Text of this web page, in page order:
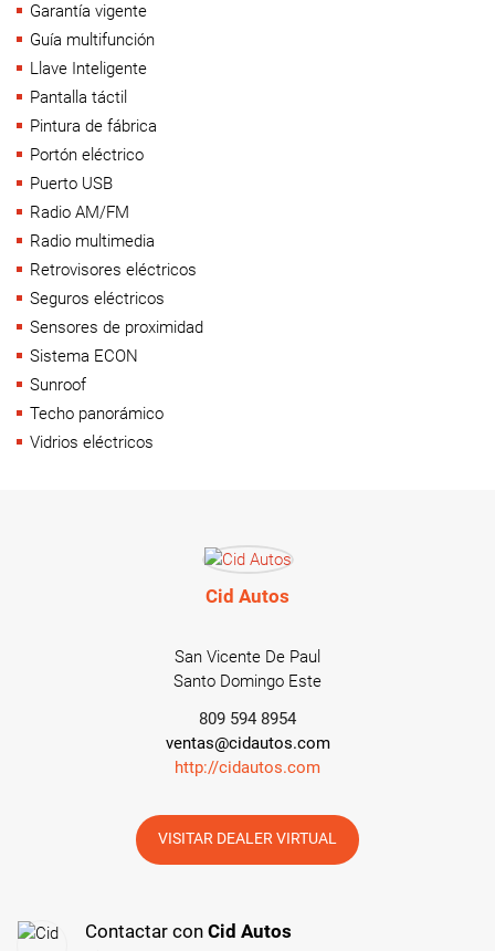
Garantía vigente
Guía multifunción
Llave Inteligente
Pantalla táctil
Pintura de fábrica
Portón eléctrico
Puerto USB
Radio AM/FM
Radio multimedia
Retrovisores eléctricos
Seguros eléctricos
Sensores de proximidad
Sistema ECON
Sunroof
Techo panorámico
Vidrios eléctricos
Cid Autos
San Vicente De Paul
Santo Domingo Este
809 594 8954
ventas@cidautos.com
http://cidautos.com
VISITAR DEALER VIRTUAL
Contactar con Cid Autos